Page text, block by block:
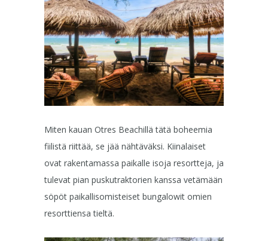
Miten kauan Otres Beachillä tätä boheemia
fiilistä riittää, se jää nähtäväksi. Kiinalaiset
ovat rakentamassa paikalle isoja resortteja, ja
tulevat pian puskutraktorien kanssa vetämään
söpöt paikallisomisteiset bungalowit omien
resorttiensa tieltä.